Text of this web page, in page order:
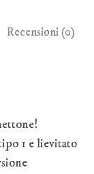
Recensioni (0)
1 e lievitato